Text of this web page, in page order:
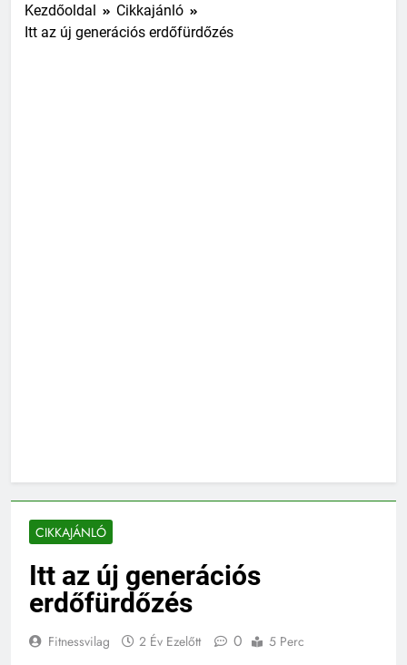
Kezdőoldal
Cikkajánló
Itt az új generációs erdőfürdőzés
CIKKAJÁNLÓ
Itt az új generációs
erdőfürdőzés
Fitnessvilag 2 Év Ezelőtt 0 5 Perc